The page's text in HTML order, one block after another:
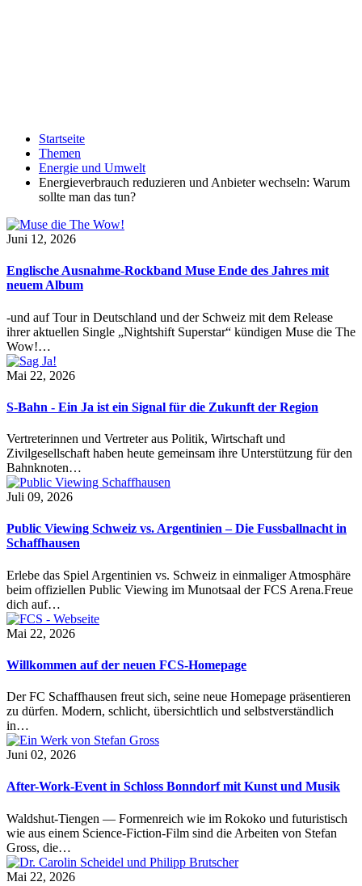
Startseite
Themen
Energie und Umwelt
Energieverbrauch reduzieren und Anbieter wechseln: Warum
sollte man das tun?
Juni 12, 2026
Englische Ausnahme-Rockband Muse Ende des Jahres mit
neuem Album
-und auf Tour in Deutschland und der Schweiz mit dem Release
ihrer aktuellen Single „Nightshift Superstar“ kündigen Muse die The
Wow!…
Mai 22, 2026
S-Bahn - Ein Ja ist ein Signal für die Zukunft der Region
Vertreterinnen und Vertreter aus Politik, Wirtschaft und
Zivilgesellschaft haben heute gemeinsam ihre Unterstützung für den
Bahnknoten…
Juli 09, 2026
Public Viewing Schweiz vs. Argentinien – Die Fussballnacht in
Schaffhausen
Erlebe das Spiel Argentinien vs. Schweiz in einmaliger Atmosphäre
beim offiziellen Public Viewing im Munotsaal der FCS Arena.Freue
dich auf…
Mai 22, 2026
Willkommen auf der neuen FCS-Homepage
Der FC Schaffhausen freut sich, seine neue Homepage präsentieren
zu dürfen. Modern, schlicht, übersichtlich und selbstverständlich
in…
Juni 02, 2026
After-Work-Event in Schloss Bonndorf mit Kunst und Musik
Waldshut-Tiengen — Formenreich wie im Rokoko und futuristisch
wie aus einem Science-Fiction-Film sind die Arbeiten von Stefan
Gross, die…
Mai 22, 2026